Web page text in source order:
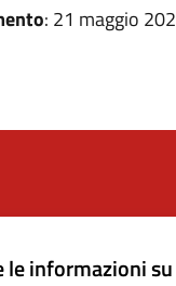
: 21 maggio
le informazioni